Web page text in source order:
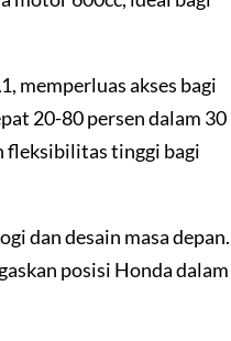
memperluas akses bagi
20-80 persen dalam 30
fleksibilitas tinggi bagi
dan desain masa depan.
posisi Honda dalam